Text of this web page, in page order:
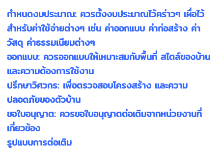
กำหนดงบประมาณ: ควรตั้งงบประมาณไว้คร่าวๆ เผื่อไว้
สำหรับค่าใช้จ่ายต่างๆ เช่น ค่าออกแบบ ค่าก่อสร้าง ค่า
วัสดุ ค่าธรรมเนียมต่างๆ
ออกแบบ: ควรออกแบบให้เหมาะสมกับพื้นที่ สไตล์ของบ้าน
และความต้องการใช้งาน
ปรึกษาวิศวกร: เพื่อตรวจสอบโครงสร้าง และความ
ปลอดภัยของตัวบ้าน
ขอใบอนุญาต: ควรขอใบอนุญาตต่อเติมจากหน่วยงานที่
เกี่ยวข้อง
รูปแบบการต่อเติม